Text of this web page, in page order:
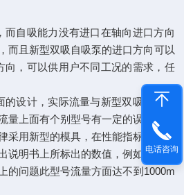
自吸能力没有进口在轴向进口方向
而且新型双吸自吸泵的进口方向可以
向，可以供用户不同工况的需求，任
设计，实际流量与新型双吸自吸泵
量上面有个别型号有一定的误差，新
采用新型的模具，在性能指标上面完
说明书上所标出的数值，例如双自吸
的问题此型号流量方面达不到1000m
电话咨询